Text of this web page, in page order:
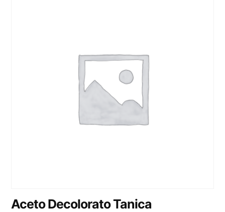
Aceto Decolorato Tanica